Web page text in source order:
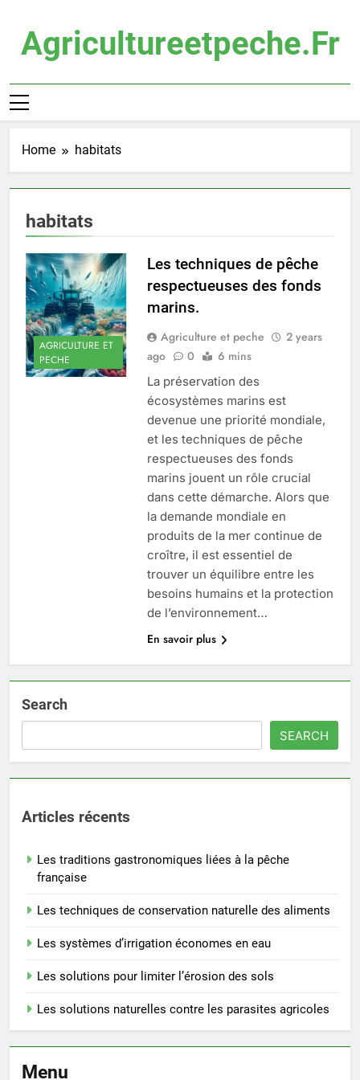
contentAgricultureetpeche.fr
Home habitats
habitats
AGRICULTURE ET
PECHE
Les techniques de pêche
respectueuses des fonds
marins.
Agriculture et peche
2 years
ago
0 6 mins
La préservation des
écosystèmes marins est
devenue une priorité mondiale,
et les techniques de pêche
respectueuses des fonds
marins jouent un rôle crucial
dans cette démarche. Alors que
la demande mondiale en
produits de la mer continue de
croître, il est essentiel de
trouver un équilibre entre les
besoins humains et la protection
de l’environnement…
En savoir plus
Search
SEARCH
Articles récents
Les traditions gastronomiques liées à la pêche
française
Les techniques de conservation naturelle des aliments
Les systèmes d’irrigation économes en eau
Les solutions pour limiter l’érosion des sols
Les solutions naturelles contre les parasites agricoles
Menu